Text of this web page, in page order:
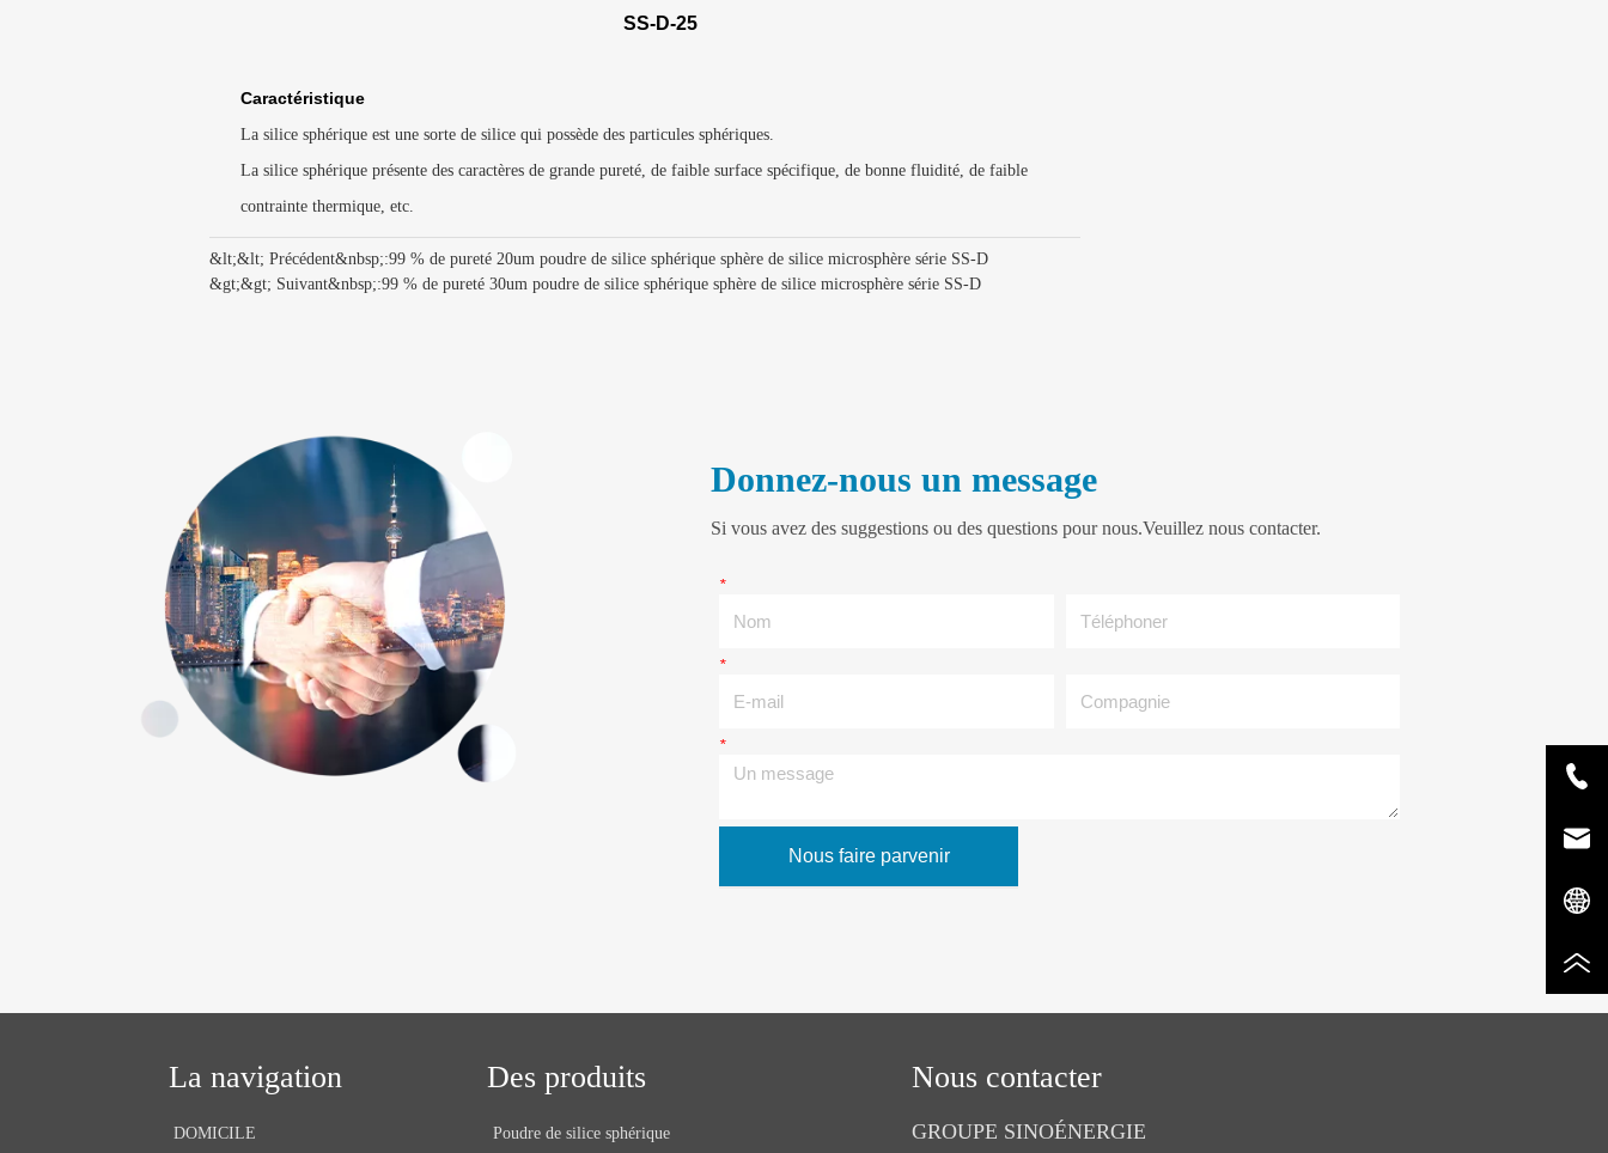
SS-D-25
Caractéristique
La silice sphérique est une sorte de silice qui possède des particules sphériques.
La silice sphérique présente des caractères de grande pureté, de faible surface spécifique, de bonne fluidité, de faible
contrainte thermique, etc.
&lt;&lt; Précédent&nbsp;:99 % de pureté 20um poudre de silice sphérique sphère de silice microsphère série SS-D
&gt;&gt; Suivant&nbsp;:99 % de pureté 30um poudre de silice sphérique sphère de silice microsphère série SS-D
Donnez-nous un message
Si vous avez des suggestions ou des questions pour nous.Veuillez nous contacter.
*Nom
*E-mail
*Un message
Nous faire parvenir
La navigation
DOMICILE
Des produits
Poudre de silice sphérique
Nous contacter
GROUPE SINOÉNERGIE